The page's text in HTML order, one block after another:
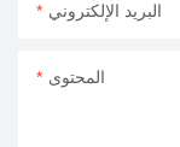
البريد الإلكتروني
المحتوى